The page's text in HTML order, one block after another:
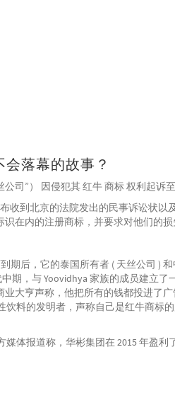
落幕的故事？
司”） 因侵犯其 红牛 商标 权利起诉至
收到北京的法院发出的民事诉讼状
在内的注册商标，并要求对他们的损
期后，它的泰国所有者 ( 天丝公司 )
期，与 Yoovidhya 家族的成员建立
大亨声称，他把所有的钱都投进了
料的发明者，声称自己是红牛商标
体报道称，华彬集团在 2015 年盈利
落幕的故事？